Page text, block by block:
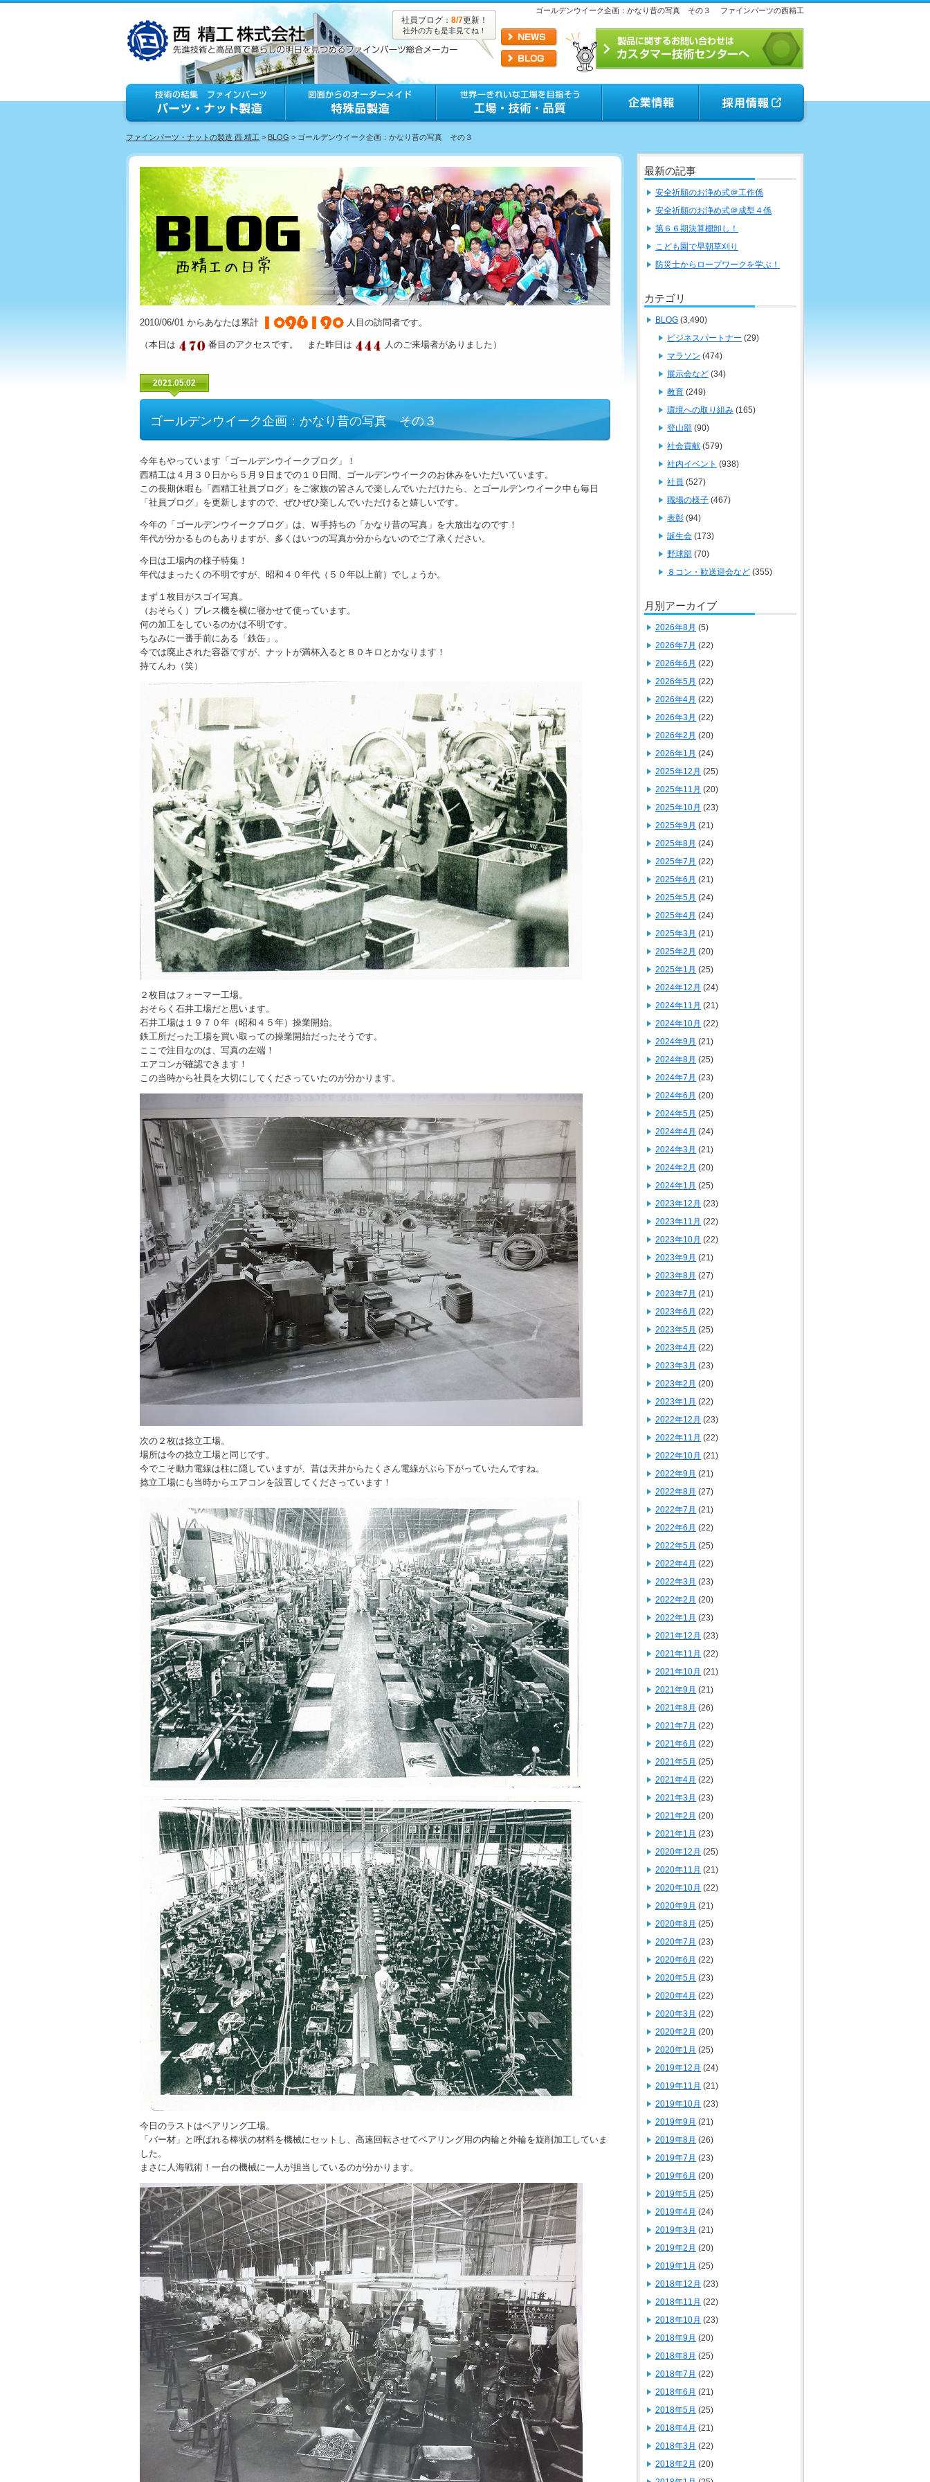
ゴールデンウイーク企画：かなり昔の写真 その３ ファインパーツの西精工
社員ブログ： 8/7更新！
社外の方も是非見てね！
ファインパーツ・ナットの製造 西 精工 > BLOG > ゴールデンウイーク企画：かなり昔の写真 その３
2010/06/01 からあなたは累計 人目の訪問者です。
（本日は 番目のアクセスです。 また昨日は 人のご来場者がありました）
2021.05.02
ゴールデンウイーク企画：かなり昔の写真 その３
今年もやっています「ゴールデンウイークブログ」！
西精工は４月３０日から５月９日までの１０日間、ゴールデンウイークのお休みをいただいています。
この長期休暇も「西精工社員ブログ」をご家族の皆さんで楽しんでいただけたら、とゴールデンウイーク中も毎日
「社員ブログ」を更新しますので、ぜひぜひ楽しんでいただけると嬉しいです。
今年の「ゴールデンウイークブログ」は、Ｗ手持ちの「かなり昔の写真」を大放出なのです！
年代が分かるものもありますが、多くはいつの写真か分からないのでご了承ください。
今日は工場内の様子特集！
年代はまったくの不明ですが、昭和４０年代（５０年以上前）でしょうか。
まず１枚目がスゴイ写真。
（おそらく）プレス機を横に寝かせて使っています。
何の加工をしているのかは不明です。
ちなみに一番手前にある「鉄缶」。
今では廃止された容器ですが、ナットが満杯入ると８０キロとかなります！
持てんわ（笑）
２枚目はフォーマー工場。
おそらく石井工場だと思います。
石井工場は１９７０年（昭和４５年）操業開始。
鉄工所だった工場を買い取っての操業開始だったそうです。
ここで注目なのは、写真の左端！
エアコンが確認できます！
この当時から社員を大切にしてくださっていたのが分かります。
次の２枚は捻立工場。
場所は今の捻立工場と同じです。
今でこそ動力電線は柱に隠していますが、昔は天井からたくさん電線がぶら下がっていたんですね。
捻立工場にも当時からエアコンを設置してくださっています！
今日のラストはベアリング工場。
「バー材」と呼ばれる棒状の材料を機械にセットし、高速回転させてベアリング用の内輪と外輪を旋削加工していま
した。
まさに人海戦術！一台の機械に一人が担当しているのが分かります。
最新の記事
安全祈願のお浄め式＠工作係
安全祈願のお浄め式＠成型４係
第６６期決算棚卸し！
こども園で早朝草刈り
防災士からロープワークを学ぶ！
カテゴリ
BLOG (3,490)
ビジネスパートナー (29)
マラソン (474)
展示会など (34)
教育 (249)
環境への取り組み (165)
登山部 (90)
社会貢献 (579)
社内イベント (938)
社員 (527)
職場の様子 (467)
表彰 (94)
誕生会 (173)
野球部 (70)
８コン・歓送迎会など (355)
月別アーカイブ
2026年8月 (5)
2026年7月 (22)
2026年6月 (22)
2026年5月 (22)
2026年4月 (22)
2026年3月 (22)
2026年2月 (20)
2026年1月 (24)
2025年12月 (25)
2025年11月 (20)
2025年10月 (23)
2025年9月 (21)
2025年8月 (24)
2025年7月 (22)
2025年6月 (21)
2025年5月 (24)
2025年4月 (24)
2025年3月 (21)
2025年2月 (20)
2025年1月 (25)
2024年12月 (24)
2024年11月 (21)
2024年10月 (22)
2024年9月 (21)
2024年8月 (25)
2024年7月 (23)
2024年6月 (20)
2024年5月 (25)
2024年4月 (24)
2024年3月 (21)
2024年2月 (20)
2024年1月 (25)
2023年12月 (23)
2023年11月 (22)
2023年10月 (22)
2023年9月 (21)
2023年8月 (27)
2023年7月 (21)
2023年6月 (22)
2023年5月 (25)
2023年4月 (22)
2023年3月 (23)
2023年2月 (20)
2023年1月 (22)
2022年12月 (23)
2022年11月 (22)
2022年10月 (21)
2022年9月 (21)
2022年8月 (27)
2022年7月 (21)
2022年6月 (22)
2022年5月 (25)
2022年4月 (22)
2022年3月 (23)
2022年2月 (20)
2022年1月 (23)
2021年12月 (23)
2021年11月 (22)
2021年10月 (21)
2021年9月 (21)
2021年8月 (26)
2021年7月 (22)
2021年6月 (22)
2021年5月 (25)
2021年4月 (22)
2021年3月 (23)
2021年2月 (20)
2021年1月 (23)
2020年12月 (25)
2020年11月 (21)
2020年10月 (22)
2020年9月 (21)
2020年8月 (25)
2020年7月 (23)
2020年6月 (22)
2020年5月 (23)
2020年4月 (22)
2020年3月 (22)
2020年2月 (20)
2020年1月 (25)
2019年12月 (24)
2019年11月 (21)
2019年10月 (23)
2019年9月 (21)
2019年8月 (26)
2019年7月 (23)
2019年6月 (20)
2019年5月 (25)
2019年4月 (24)
2019年3月 (21)
2019年2月 (20)
2019年1月 (25)
2018年12月 (23)
2018年11月 (22)
2018年10月 (23)
2018年9月 (20)
2018年8月 (25)
2018年7月 (22)
2018年6月 (21)
2018年5月 (25)
2018年4月 (21)
2018年3月 (22)
2018年2月 (20)